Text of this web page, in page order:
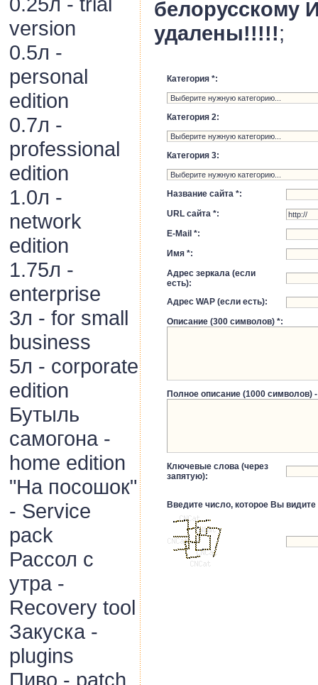
version
0.5л -
personal
edition
0.7л -
professional
edition
1.0л -
network
edition
1.75л -
enterprise
3л - for small
business
5л - corporate
edition
Бутыль
самогона -
home edition
"На посошок"
- Service
pack
Рассол с
утра -
Recovery tool
Закуска -
plugins
Пиво - patch
белорусскому
удалены!!!!!;
Категория *:
Категория 2:
Категория 3:
Название сайта *:
URL сайта *:
E-Mail *:
Имя *:
Адрес зеркала (если
есть):
Адрес WAP (если есть):
Описание (300 символов) *:
Полное описание (1000 символов)
Ключевые слова (через
запятую):
Введите число, которое Вы видите